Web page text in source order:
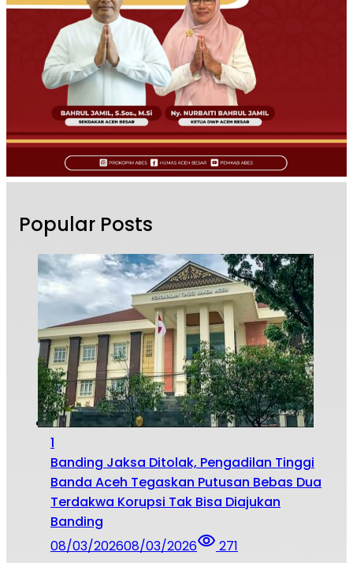
Popular Posts
1
Banding Jaksa Ditolak, Pengadilan Tinggi
Banda Aceh Tegaskan Putusan Bebas Dua
Terdakwa Korupsi Tak Bisa Diajukan
Banding
08/03/202608/03/2026 271